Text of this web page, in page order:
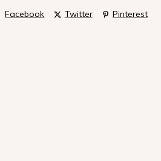
Facebook Twitter Pinterest